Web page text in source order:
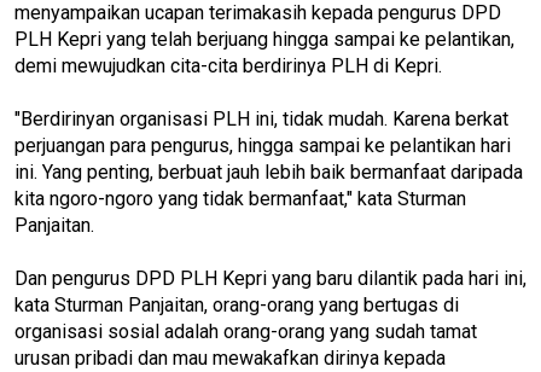
menyampaikan ucapan terimakasih kepada pengurus DPD
PLH Kepri yang telah berjuang hingga sampai ke pelantikan,
demi mewujudkan cita-cita berdirinya PLH di Kepri.
"Berdirinyan organisasi PLH ini, tidak mudah. Karena berkat
perjuangan para pengurus, hingga sampai ke pelantikan hari
ini. Yang penting, berbuat jauh lebih baik bermanfaat daripada
kita ngoro-ngoro yang tidak bermanfaat," kata Sturman
Panjaitan.
Dan pengurus DPD PLH Kepri yang baru dilantik pada hari ini,
kata Sturman Panjaitan, orang-orang yang bertugas di
organisasi sosial adalah orang-orang yang sudah tamat
urusan pribadi dan mau mewakafkan dirinya kepada